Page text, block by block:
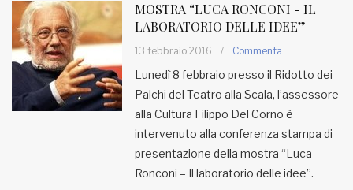
MOSTRA “LUCA RONCONI - IL
LABORATORIO DELLE IDEE”
13 febbraio 2016 / Commenta
Lunedì 8 febbraio presso il Ridotto dei
Palchi del Teatro alla Scala, l’assessore
alla Cultura Filippo Del Corno è
intervenuto alla conferenza stampa di
presentazione della mostra “Luca
Ronconi – Il laboratorio delle idee”.